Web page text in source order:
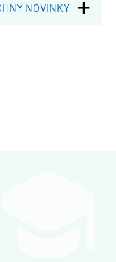
NOVINKY